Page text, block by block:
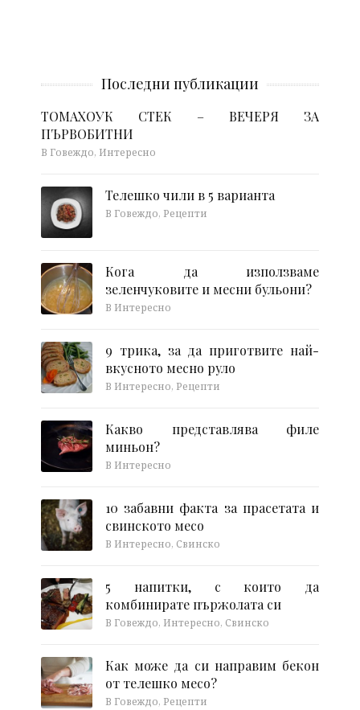
Последни публикации
ТОМАХОУК СТЕК – ВЕЧЕРЯ ЗА
ПЪРВОБИТНИ
В Говеждо, Интересно
Телешко чили в 5 варианта
В Говеждо, Рецепти
Кога да използваме
зеленчуковите и месни бульони?
В Интересно
9 трика, за да приготвите най-
вкусното месно руло
В Интересно, Рецепти
Какво представлява филе
миньон?
В Интересно
10 забавни факта за прасетата и
свинското месо
В Интересно, Свинско
5 напитки, с които да
комбинирате пържолата си
В Говеждо, Интересно, Свинско
Как може да си направим бекон
от телешко месо?
В Говеждо, Рецепти